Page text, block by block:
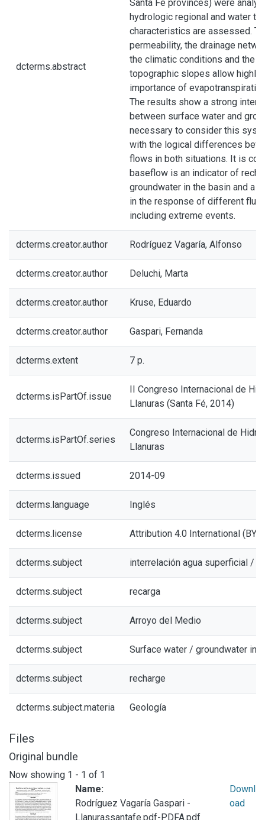
dcterms.abstract
Santa Fe provinces) were
hydrologic regional and water
characteristics are assessed.
permeability, the drainage
the climatic conditions and the
topographic slopes allow
importance of
The results show a strong
between surface water and
necessary to consider this
with the logical differences
flows in both situations. It is
baseflow is an indicator of
groundwater in the basin and a
in the response of different
including extreme events.
dcterms.creator.author Rodríguez Vagaría, Alfonso
dcterms.creator.author Deluchi, Marta
dcterms.creator.author Kruse, Eduardo
dcterms.creator.author Gaspari, Fernanda
dcterms.extent 7 p.
dcterms.isPartOf.issue
II Congreso Internacional de
Llanuras (Santa Fé, 2014)
dcterms.isPartOf.series
Congreso Internacional de
Llanuras
dcterms.issued 2014-09
dcterms.language Inglés
dcterms.license Attribution 4.0 International (BY
dcterms.subject interrelación agua superficial /
dcterms.subject recarga
dcterms.subject Arroyo del Medio
dcterms.subject Surface water / groundwater
dcterms.subject recharge
dcterms.subject.materia Geología
Files
Original bundle
Now showing 1 - 1 of 1
Name:
Rodríguez Vagaría Gaspari -
Llanurassantafe.pdf-PDFA.pdf
Downl
oad